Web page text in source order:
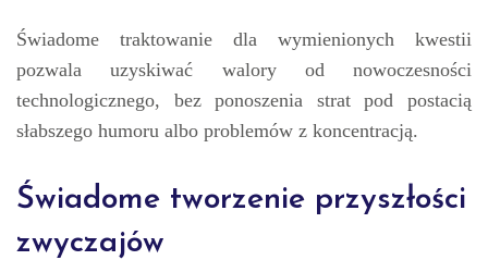
Świadome traktowanie dla wymienionych kwestii
pozwala uzyskiwać walory od nowoczesności
technologicznego, bez ponoszenia strat pod postacią
słabszego humoru albo problemów z koncentracją.
Świadome tworzenie przyszłości
zwyczajów